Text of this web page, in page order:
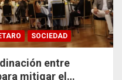
SOCIEDAD
entre
mitigar el